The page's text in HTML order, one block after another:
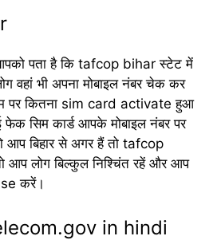
पता है कि tafcop bihar स्टेट में
वहां भी अपना मोबाइल नंबर चेक कर
पर कितना sim card activate हुआ
फेक सिम कार्ड आपके मोबाइल नंबर पर
आप बिहार से अगर हैं तो tafcop
आप लोग बिल्कुल निश्चिंत रहें और आप
करें।
in hindi